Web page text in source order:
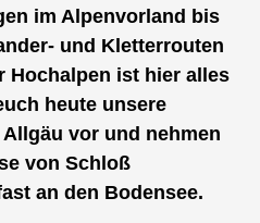
im Alpenvorland bis
und Kletterrouten
Hochalpen ist hier alles
heute unsere
vor und nehmen
von Schloß
an den Bodensee.